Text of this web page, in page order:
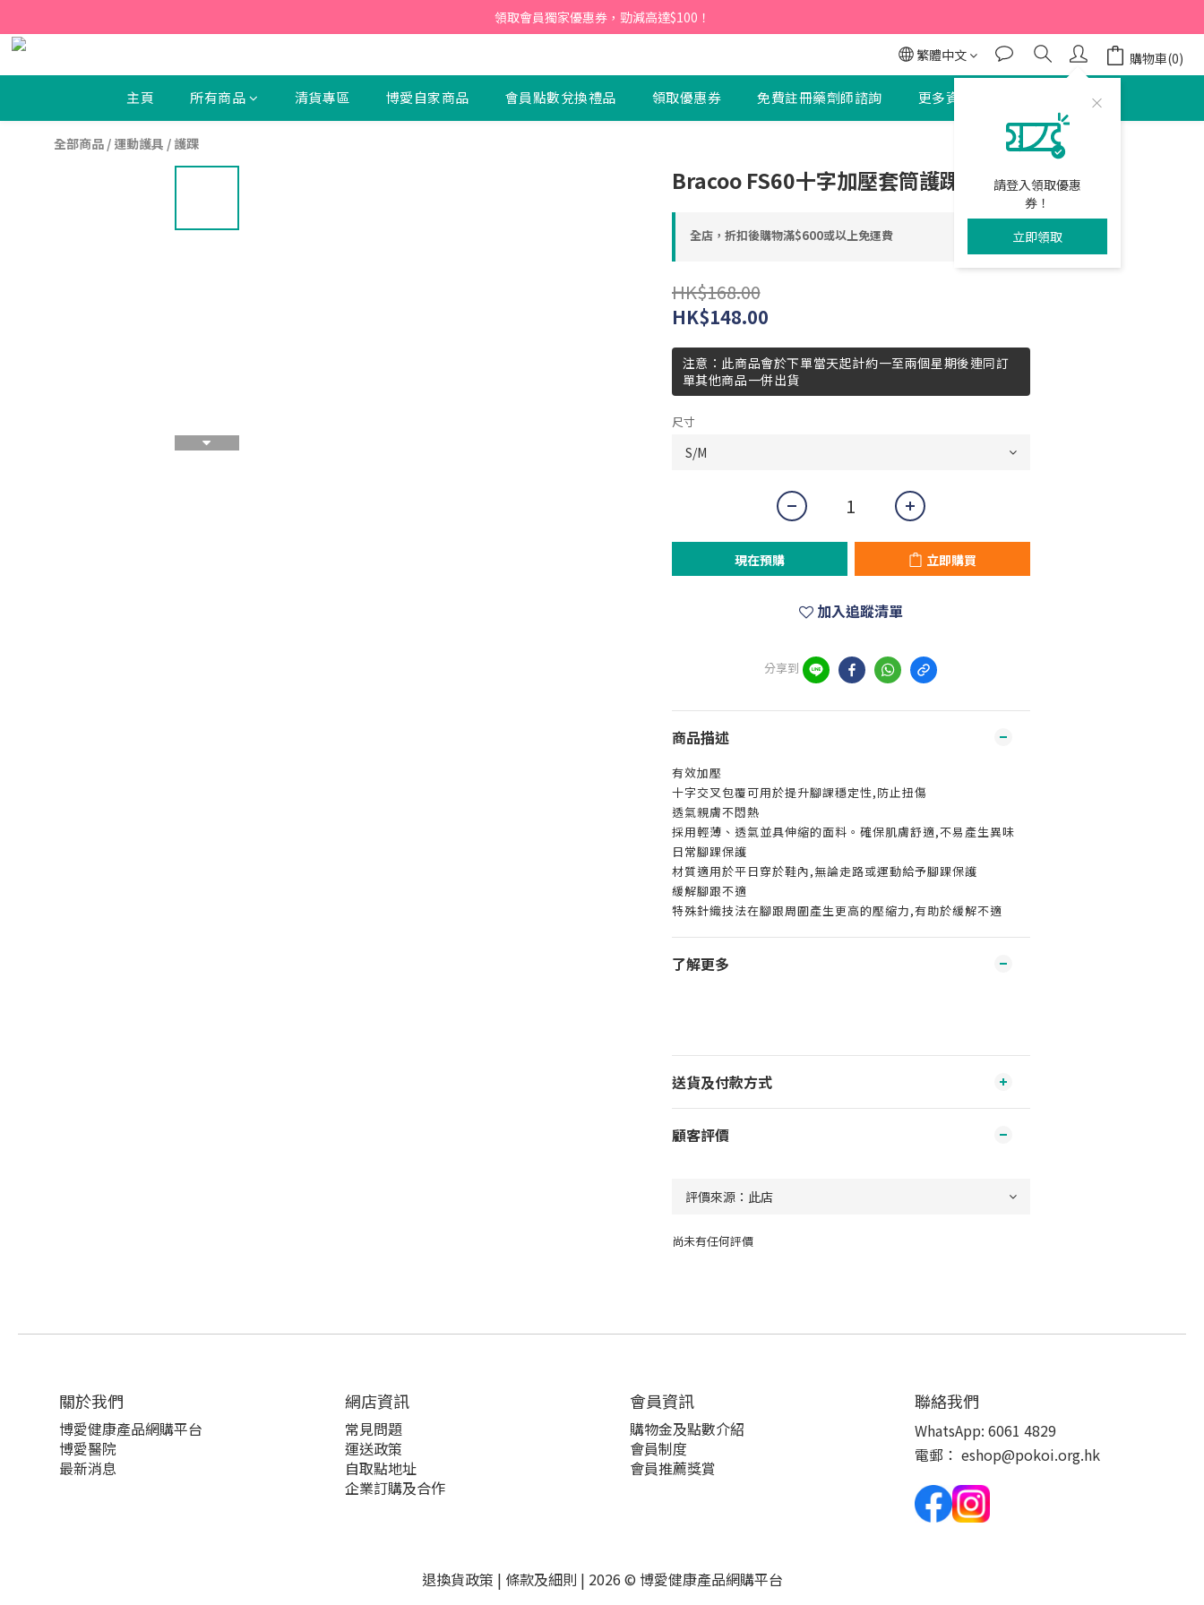
【新會員】即日起至2026月12月31日，首次下單輸入優惠碼「NEW95」即可享95折
領取會員獨家優惠券，勁減高達$100！
繁體中文
請登入領取優惠
券！
立即領取
購物車(0)
主頁 所有商品 清貨專區 博愛自家商品 會員點數兌換禮品 領取優惠券 免費註冊藥劑師諮詢 更多資訊
全部商品 / 運動護具 /護踝
Bracoo FS60十字加壓套筒護踝
全店，折扣後購物滿$600或以上免運費
HK$168.00
HK$148.00
注意：此商品會於下單當天起計約一至兩個星期後連同訂
單其他商品一併出貨
尺寸
現在預購 立即購買
加入追蹤清單
分享到
商品描述
有效加壓
十字交叉包覆可用於提升腳課穩定性,防止扭傷
透氣親膚不悶熱
採用輕薄、透氣並具伸縮的面料。確保肌膚舒適,不易產生異味
日常腳踝保護
材質適用於平日穿於鞋內,無論走路或運動給予腳踝保護
緩解腳跟不適
特殊針織技法在腳跟周圍產生更高的壓縮力,有助於緩解不適
了解更多
送貨及付款方式
顧客評價
尚未有任何評價
立即購買
關於我們‎
博愛健康產品網購平台
博愛醫院
最新消息
網店資訊
常見問題
運送政策
自取點地址
企業訂購及合作
會員資訊
購物金及點數介紹
會員制度
會員推薦獎賞
聯絡我們
WhatsApp: 6061 4829
電郵： eshop@pokoi.org.hk
退換貨政策 | 條款及細則 | 2026 © 博愛健康產品網購平台